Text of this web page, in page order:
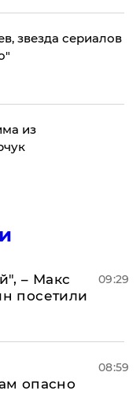
звезда сериалов
из
– Макс
посетили
09:29
опасно
08:59